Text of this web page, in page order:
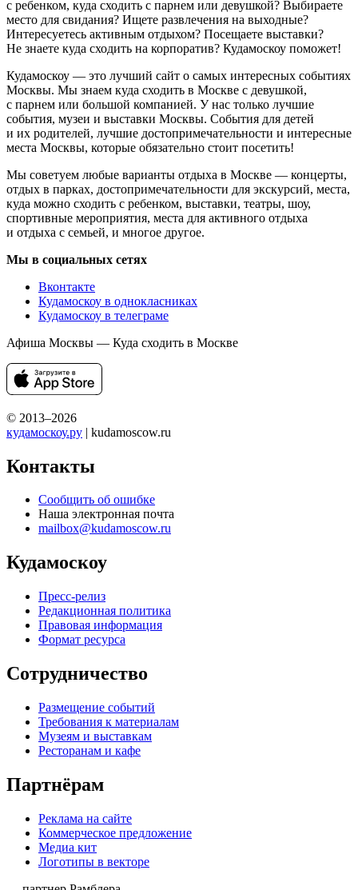
с ребенком, куда сходить с парнем или девушкой? Выбираете
место для свидания? Ищете развлечения на выходные?
Интересуетесь активным отдыхом? Посещаете выставки?
Не знаете куда сходить на корпоратив? Кудамоскоу поможет!
Кудамоскоу — это лучший сайт о самых интересных событиях
Москвы. Мы знаем куда сходить в Москве с девушкой,
с парнем или большой компанией. У нас только лучшие
события, музеи и выставки Москвы. События для детей
и их родителей, лучшие достопримечательности и интересные
места Москвы, которые обязательно стоит посетить!
Мы советуем любые варианты отдыха в Москве — концерты,
отдых в парках, достопримечательности для экскурсий, места,
куда можно сходить с ребенком, выставки, театры, шоу,
спортивные мероприятия, места для активного отдыха
и отдыха с семьей, и многое другое.
Мы в социальных сетях
Вконтакте
Кудамоскоу в однокласниках
Кудамоскоу в телеграме
Афиша Москвы — Куда сходить в Москве
© 2013–2026
кудамоскоу.ру | kudamoscow.ru
Контакты
Сообщить об ошибке
Наша электронная почта
mailbox@kudamoscow.ru
Кудамоскоу
Пресс-релиз
Редакционная политика
Правовая информация
Формат ресурса
Сотрудничество
Размещение событий
Требования к материалам
Музеям и выставкам
Ресторанам и кафе
Партнёрам
Реклама на сайте
Коммерческое предложение
Медиа кит
Логотипы в векторе